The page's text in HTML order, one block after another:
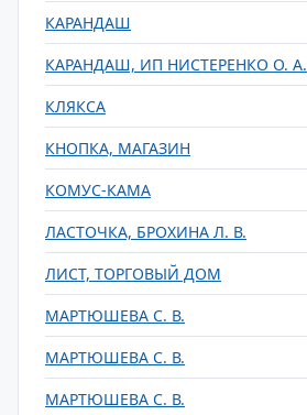
КАРАНДАШ
КАРАНДАШ, ИП НИСТЕРЕНКО О. А.
КЛЯКСА
КНОПКА, МАГАЗИН
КОМУС-КАМА
ЛАСТОЧКА, БРОХИНА Л. В.
ЛИСТ, ТОРГОВЫЙ ДОМ
МАРТЮШЕВА С. В.
МАРТЮШЕВА С. В.
МАРТЮШЕВА С. В.